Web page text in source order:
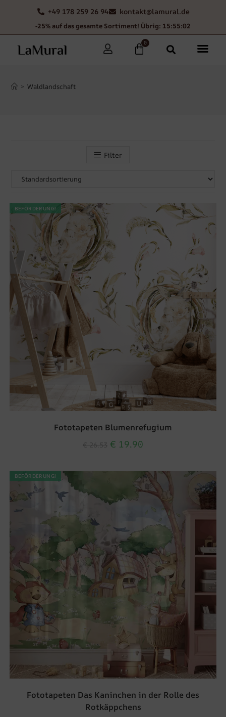
+49 178 259 26 94 kontakt@lamural.de
-25% auf das gesamte Sortiment! Übrig: 15:55:01
0
> Waldlandschaft
Filter
BEFÖRDERUNG!
Fototapeten Blumenrefugium
€ 19.90
BEFÖRDERUNG!
Fototapeten Das Kaninchen in der Rolle des
Rotkäppchens